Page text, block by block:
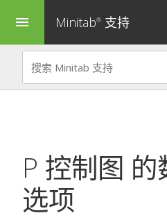
menu Minitab® 支持
P 控制图 的
选项